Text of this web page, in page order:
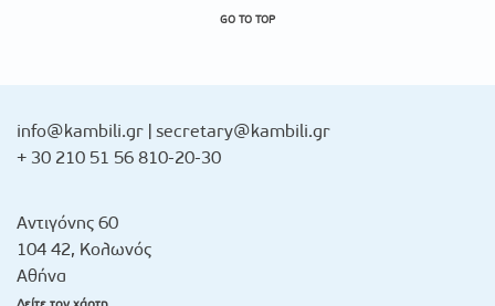
GO TO TOP
info@kambili.gr secretary@kambili.gr
+ 30 210 51 56 810-20-30
Αντιγόνης 60
104 42, Κολωνός
Αθήνα